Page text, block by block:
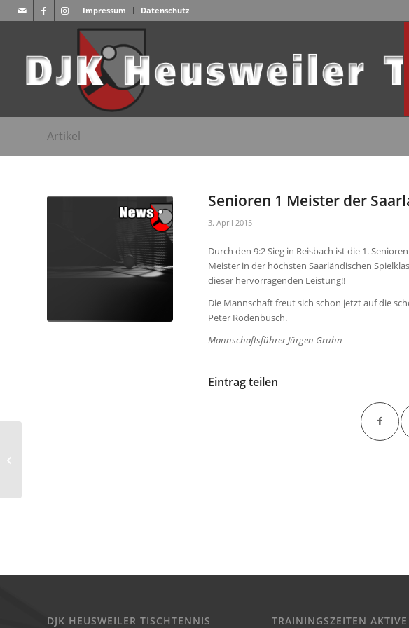
Impressum Datenschutz
Artikel
Senioren 1 Meister der
3. April 2015
Durch den 9:2 Sieg in Reisbach ist die 1.
Meister in der höchsten Saarländischen
dieser hervorragenden Leistung!!
Die Mannschaft freut sich schon jetzt auf die
Peter Rodenbusch.
MannschaftsführerJürgen Gruhn
Eintrag teilen
DJK HEUSWEILER TISCHTENNIS TRAININGSZEITEN